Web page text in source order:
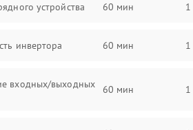
устройства 60 мин 1
инвертора 60 мин 1
входных/выходных
60 мин 1